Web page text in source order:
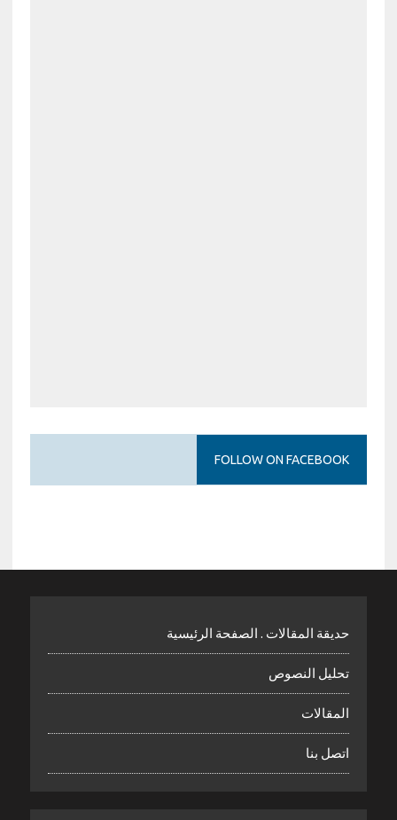
FOLLOW ON FACEBOOK
حديقة المقالات . الصفحة الرئيسية
تحليل النصوص
المقالات
اتصل بنا